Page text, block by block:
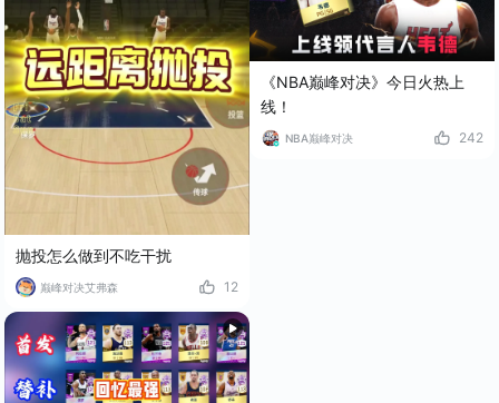
抛投怎么做到不吃干扰
巅峰对决艾弗森 12
《NBA巅峰对决》今日火热上
线！
NBA巅峰对决 242